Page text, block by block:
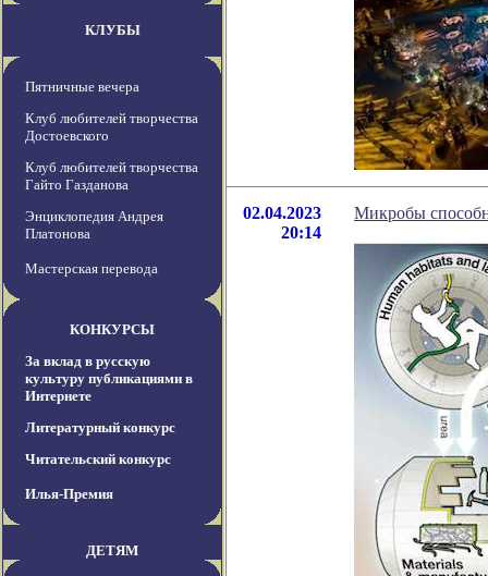
КЛУБЫ
Пятничные вечера
Клуб любителей творчества
Достоевского
Клуб любителей творчества
Гайто Газданова
Энциклопедия Андрея
Платонова
Мастерская перевода
КОНКУРСЫ
За вклад в русскую
культуру публикациями в
Интернете
Литературный конкурс
Читательский конкурс
Илья-Премия
ДЕТЯМ
02.04.2023
20:14
Микробы